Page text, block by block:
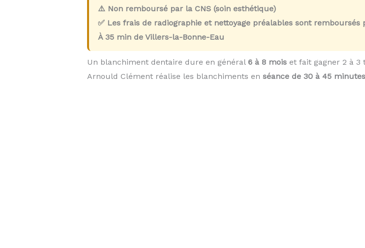
⚠️ Non remboursé par la CNS (soin esthétique)
✅ Les frais de radiographie et nettoyage préalables sont remboursés
À 35 minde Villers-la-Bonne-Eau
Un blanchiment dentaire dure en général 6 à 8 moiset fait gagner 2 à 3
Arnould Clément réalise les blanchiments en séance de 30 à 45 minutes